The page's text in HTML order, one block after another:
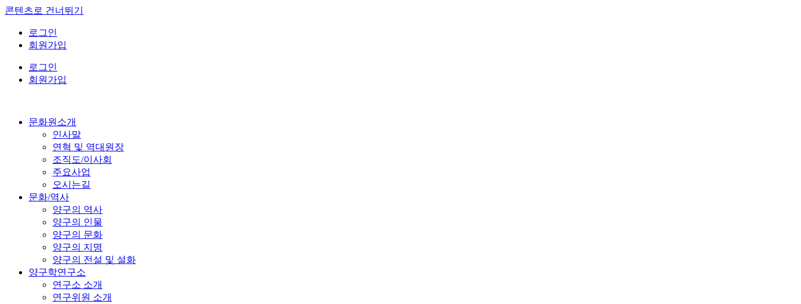
콘텐츠로 건너뛰기
로그인
회원가입
로그인
회원가입
문화원소개
인사말
연혁 및 역대원장
조직도/이사회
주요사업
오시는길
문화/역사
양구의 역사
양구의 인물
양구의 문화
양구의 지명
양구의 전설 및 설화
양구학연구소
연구소 소개
연구위원 소개